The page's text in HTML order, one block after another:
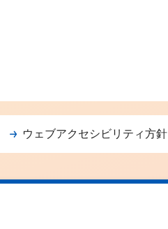
ウェブアクセシビリティ方針